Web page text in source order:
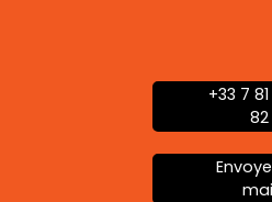
+33 7
82